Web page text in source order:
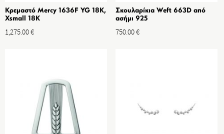
Κρεμαστό Mercy 1636F YG 18K,
Xsmall 18K
1,275.00€
Σκουλαρίκια Weft 663D από
ασήμι 925
750.00€